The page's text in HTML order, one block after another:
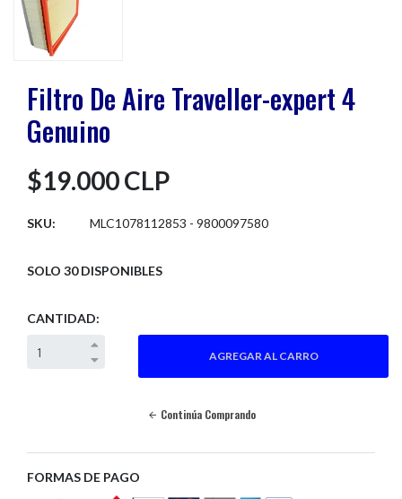
Filtro De Aire Traveller-expert 4
Genuino
$19.000 CLP
SKU: MLC1078112853 - 9800097580
SOLO 30 DISPONIBLES
CANTIDAD:
Continúa Comprando
FORMAS DE PAGO